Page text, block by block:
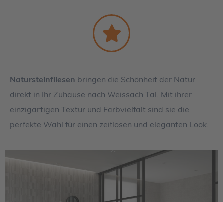
Natursteinfliesen bringen die Schönheit der Natur
direkt in Ihr Zuhause nach Weissach Tal. Mit ihrer
einzigartigen Textur und Farbvielfalt sind sie die
perfekte Wahl für einen zeitlosen und eleganten Look.